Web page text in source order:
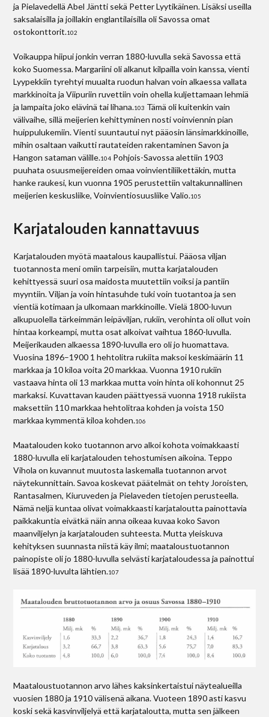
ja Pielavedellä Abel Jäntti sekä Petter Lyytikäinen. Lisäksi useilla
saksalaisilla ja joillakin englantilaisilla oli Savossa omat
ostokonttorit.102
Voikauppa hiipui jonkin verran 1880-luvulla sekä Savossa että
koko Suomessa. Margariini oli alkanut kilpailla voin kanssa, vienti
Lyypekkiin tyrehtyi muualta ruodun halvan voin alkaessa vallata
markkinoita ja Viipuriin ruvettiin voin ohella kuljettamaan lehmiä
ja lampaita joko elävinä tai lihana.103 Tämä oli kuitenkin vain
välivaihe, sillä meijerien kehittyminen nosti voinviennin pian
huippulukemiin. Vienti suuntautui nyt pääosin länsimarkkinoille,
mihin osaltaan vaikutti rautateiden rakentaminen Savon ja
Hangon sataman välille.104 Pohjois-Savossa alettiin 1903
puuhata osuusmeijereiden omaa voinvientiliikettäkin, mutta
hanke raukesi, kun vuonna 1905 perustettiin valtakunnallinen
meijerien keskusliike, Voinvientiosuusliike Valio.105
Karjatalouden kannattavuus
Karjatalouden myötä maatalous kaupallistui. Pääosa viljan
tuotannosta meni omiin tarpeisiin, mutta karjatalouden
kehittyessä suuri osa maidosta muutettiin voiksi ja pantiin
myyntiin. Viljan ja voin hintasuhde tuki voin tuotantoa ja sen
vientiä kotimaan ja ulkomaan markkinoille. Vielä 1800-luvun
alkupuolella tärkeimmän leipäviljan, rukiin, verohinta oli ollut voin
hintaa korkeampi, mutta osat alkoivat vaihtua 1860-luvulla.
Meijerikauden alkaessa 1890-luvulla ero oli jo huomattava.
Vuosina 1896–1900 1 hehtolitra rukiita maksoi keskimäärin 11
markkaa ja 10 kiloa voita 20 markkaa. Vuonna 1910 rukiin
vastaava hinta oli 13 markkaa mutta voin hinta oli kohonnut 25
markaksi. Kuvattavan kauden päättyessä vuonna 1918 rukiista
maksettiin 110 markkaa hehtolitraa kohden ja voista 150
markkaa kymmentä kiloa kohden.106
Maatalouden koko tuotannon arvo alkoi kohota voimakkaasti
1880-luvulla eli karjatalouden tehostumisen aikoina. Teppo
Vihola on kuvannut muutosta laskemalla tuotannon arvot
näytekunnittain. Savoa koskevat päätelmät on tehty Joroisten,
Rantasalmen, Kiuruveden ja Pielaveden tietojen perusteella.
Nämä neljä kuntaa olivat voimakkaasti karjataloutta painottavia
paikkakuntia eivätkä näin anna oikeaa kuvaa koko Savon
maanviljelyn ja karjatalouden suhteesta. Mutta yleiskuva
kehityksen suunnasta niistä käy ilmi; maataloustuotannon
painopiste oli jo 1880-luvulla selvästi karjataloudessa ja painottui
lisää 1890-luvulta lähtien.107
Maataloustuotannon arvo lähes kaksinkertaistui näytealueilla
vuosien 1880 ja 1910 välisenä aikana. Vuoteen 1890 asti kasvu
koski sekä kasvinviljelyä että karjataloutta, mutta sen jälkeen